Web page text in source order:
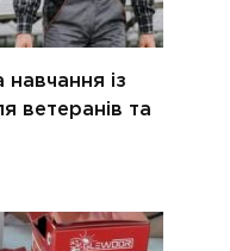
із
ветеранів та